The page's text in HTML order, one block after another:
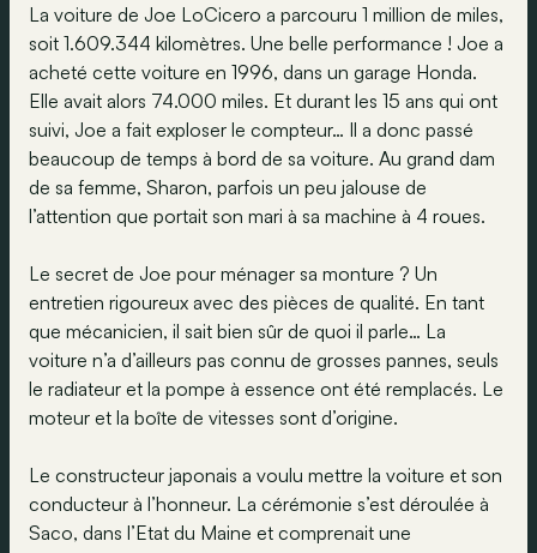
La voiture de Joe LoCicero a parcouru 1 million de miles,
soit 1.609.344 kilomètres. Une belle performance ! Joe a
acheté cette voiture en 1996, dans un garage Honda.
Elle avait alors 74.000 miles. Et durant les 15 ans qui ont
suivi, Joe a fait exploser le compteur… Il a donc passé
beaucoup de temps à bord de sa voiture. Au grand dam
de sa femme, Sharon, parfois un peu jalouse de
l’attention que portait son mari à sa machine à 4 roues.
Le secret de Joe pour ménager sa monture ? Un
entretien rigoureux avec des pièces de qualité. En tant
que mécanicien, il sait bien sûr de quoi il parle… La
voiture n’a d’ailleurs pas connu de grosses pannes, seuls
le radiateur et la pompe à essence ont été remplacés. Le
moteur et la boîte de vitesses sont d’origine.
Le constructeur japonais a voulu mettre la voiture et son
conducteur à l’honneur. La cérémonie s’est déroulée à
Saco, dans l’Etat du Maine et comprenait une